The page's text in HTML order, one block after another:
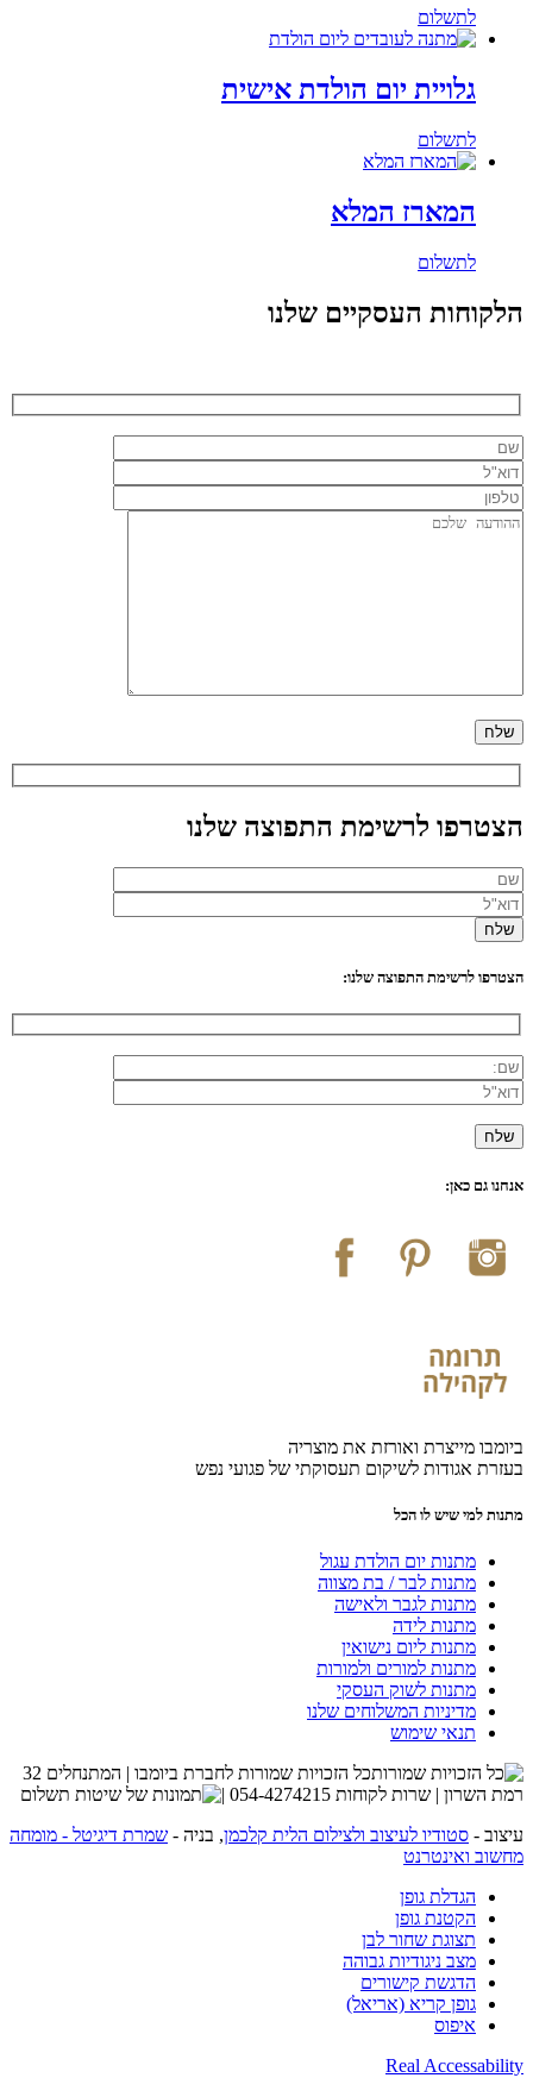
לתשלום
גלויית יום הולדת אישית
לתשלום
המארז המלא
לתשלום
הלקוחות העסקיים שלנו
הצטרפו לרשימת התפוצה שלנו
הצטרפו לרשימת התפוצה שלנו:
אנחנו גם כאן:
ביומבו מייצרת ואורזת את מוצריה
בעזרת אגודות לשיקום תעסוקתי של פגועי נפש
מתנות למי שיש לו הכל
מתנות יום הולדת עגול
מתנות לבר / בת מצווה
מתנות לגבר ולאישה
מתנות לידה
מתנות ליום נישואין
מתנות למורים ולמורות
מתנות לשוק העסקי
מדיניות המשלוחים שלנו
תנאי שימוש
כל הזכויות שמורות לחברת ביומבו | המתנחלים 32
רמת השרון | שרות לקוחות 054-4274215 |
עיצוב - סטודיו לעיצוב ולצילום הלית קלכמן, בניה - שמרת דיגיטל - מומחה
מחשוב ואינטרנט
הגדלת גופן
הקטנת גופן
תצוגת שחור לבן
מצב ניגודיות גבוהה
הדגשת קישורים
גופן קריא (אריאל)
איפוס
Real Accessability